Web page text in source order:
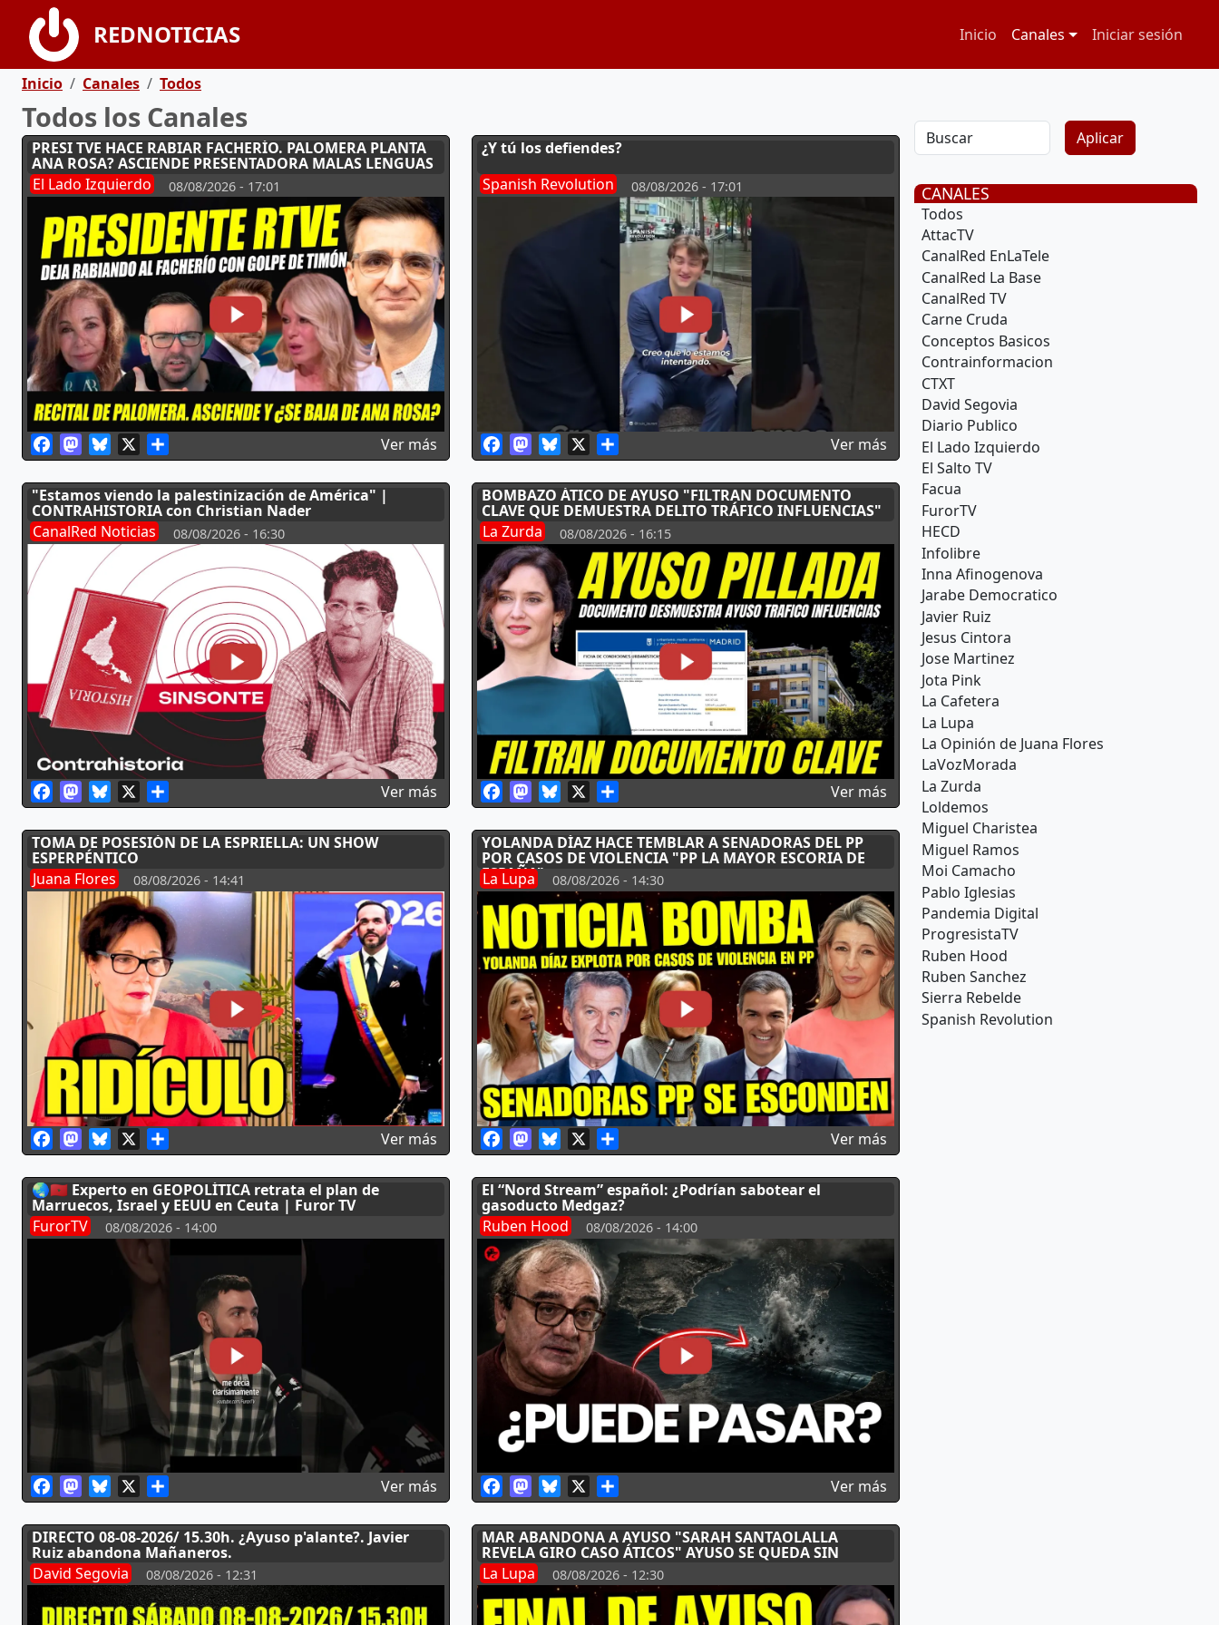
Pasar al contenido principal
REDNOTICIAS Navegación principal
Inicio Canales Menú de
Iniciar sesión
Ruta de navegación
Inicio Canales Todos
Todos los Canales
PRESI TVE HACE RABIAR FACHERÍO. PALOMERA PLANTA
ANA ROSA? ASCIENDE PRESENTADORA MALAS LENGUAS
El Lado Izquierdo
08/08/2026 - 17:01
Ver más sobre PRESI TVE HACE RABIAR FACHERÍO. PALOMERA PLANTA ANA ROSA? ASCIENDE PRESENTADORA MALAS
FacebookMastodon
Bluesky
¿Y tú los defiendes?
Spanish Revolution
08/08/2026 - 17:01
Ver más sobre ¿Y tú los defiendes?
FacebookMastodon
Bluesky
"Estamos viendo la palestinización de América" |
CONTRAHISTORIA con Christian Nader
CanalRed Noticias
08/08/2026 - 16:30
Ver más sobre "Estamos viendo la palestinización de América" | CONTRAHISTORIA con Christian Nader
FacebookMastodon
Bluesky
BOMBAZO ÁTICO DE AYUSO "FILTRAN DOCUMENTO
CLAVE QUE DEMUESTRA DELITO TRÁFICO INFLUENCIAS"
La Zurda
08/08/2026 - 16:15
Ver más sobre BOMBAZO ÁTICO DE AYUSO "FILTRAN
FacebookMastodon
Bluesky
TOMA DE POSESIÓN DE LA ESPRIELLA: UN SHOW
ESPERPÉNTICO
Juana Flores
08/08/2026 - 14:41
Ver más sobre TOMA DE POSESIÓN DE LA ESPRIELLA: UN SHOW ESPERPÉNTICO
FacebookMastodon
Bluesky
YOLANDA DÍAZ HACE TEMBLAR A SENADORAS DEL PP
POR CASOS DE VIOLENCIA "PP LA MAYOR ESCORIA DE
ESPAÑA"
La Lupa 08/08/2026 - 14:30
Ver más
FacebookMastodon
Bluesky
🌏🇲🇦 Experto en GEOPOLÍTICA retrata el plan de
Marruecos, Israel y EEUU en Ceuta | Furor TV
FurorTV
08/08/2026 - 14:00
Ver más sobre 🌏🇲🇦 Experto en GEOPOLÍTICA retrata el plan de Marruecos, Israel y EEUU en Ceuta | Furor TV
FacebookMastodon
Bluesky
El “Nord Stream” español: ¿Podrían sabotear el
gasoducto Medgaz?
Ruben Hood
08/08/2026 - 14:00
Ver más
FacebookMastodon
Bluesky
DIRECTO 08-08-2026/ 15.30h. ¿Ayuso p'alante?. Javier
Ruiz abandona Mañaneros.
David Segovia
08/08/2026 - 12:31
MAR ABANDONA A AYUSO "SARAH SANTAOLALLA
REVELA GIRO CASO ÁTICOS" AYUSO SE QUEDA SIN
APOYOS EN EL PP
La Lupa 08/08/2026 - 12:30
CANALES
Todos
AttacTV
CanalRed EnLaTele
CanalRed La Base
CanalRed TV
Carne Cruda
Conceptos Basicos
Contrainformacion
CTXT
David Segovia
Diario Publico
El Lado Izquierdo
El Salto TV
Facua
FurorTV
HECD
Infolibre
Inna Afinogenova
Jarabe Democratico
Javier Ruiz
Jesus Cintora
Jose Martinez
Jota Pink
La Cafetera
La Lupa
La Opinión de Juana Flores
LaVozMorada
La Zurda
Loldemos
Miguel Charistea
Miguel Ramos
Moi Camacho
Pablo Iglesias
Pandemia Digital
ProgresistaTV
Ruben Hood
Ruben Sanchez
Sierra Rebelde
Spanish Revolution